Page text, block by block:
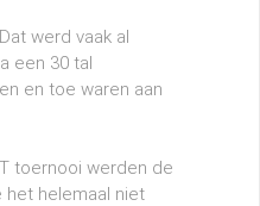
werd vaak al
een 30 tal
en toe waren aan
toernooi werden de
het helemaal niet